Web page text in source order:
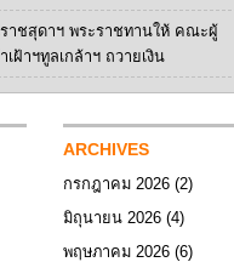
าชสุดาฯ พระราชทานให้ คณะผู้
ฝ้าฯทูลเกล้าฯ ถวายเงิน
ARCHIVES
กรกฎาคม 2026 (2)
มิถุนายน 2026 (4)
พฤษภาคม 2026 (6)